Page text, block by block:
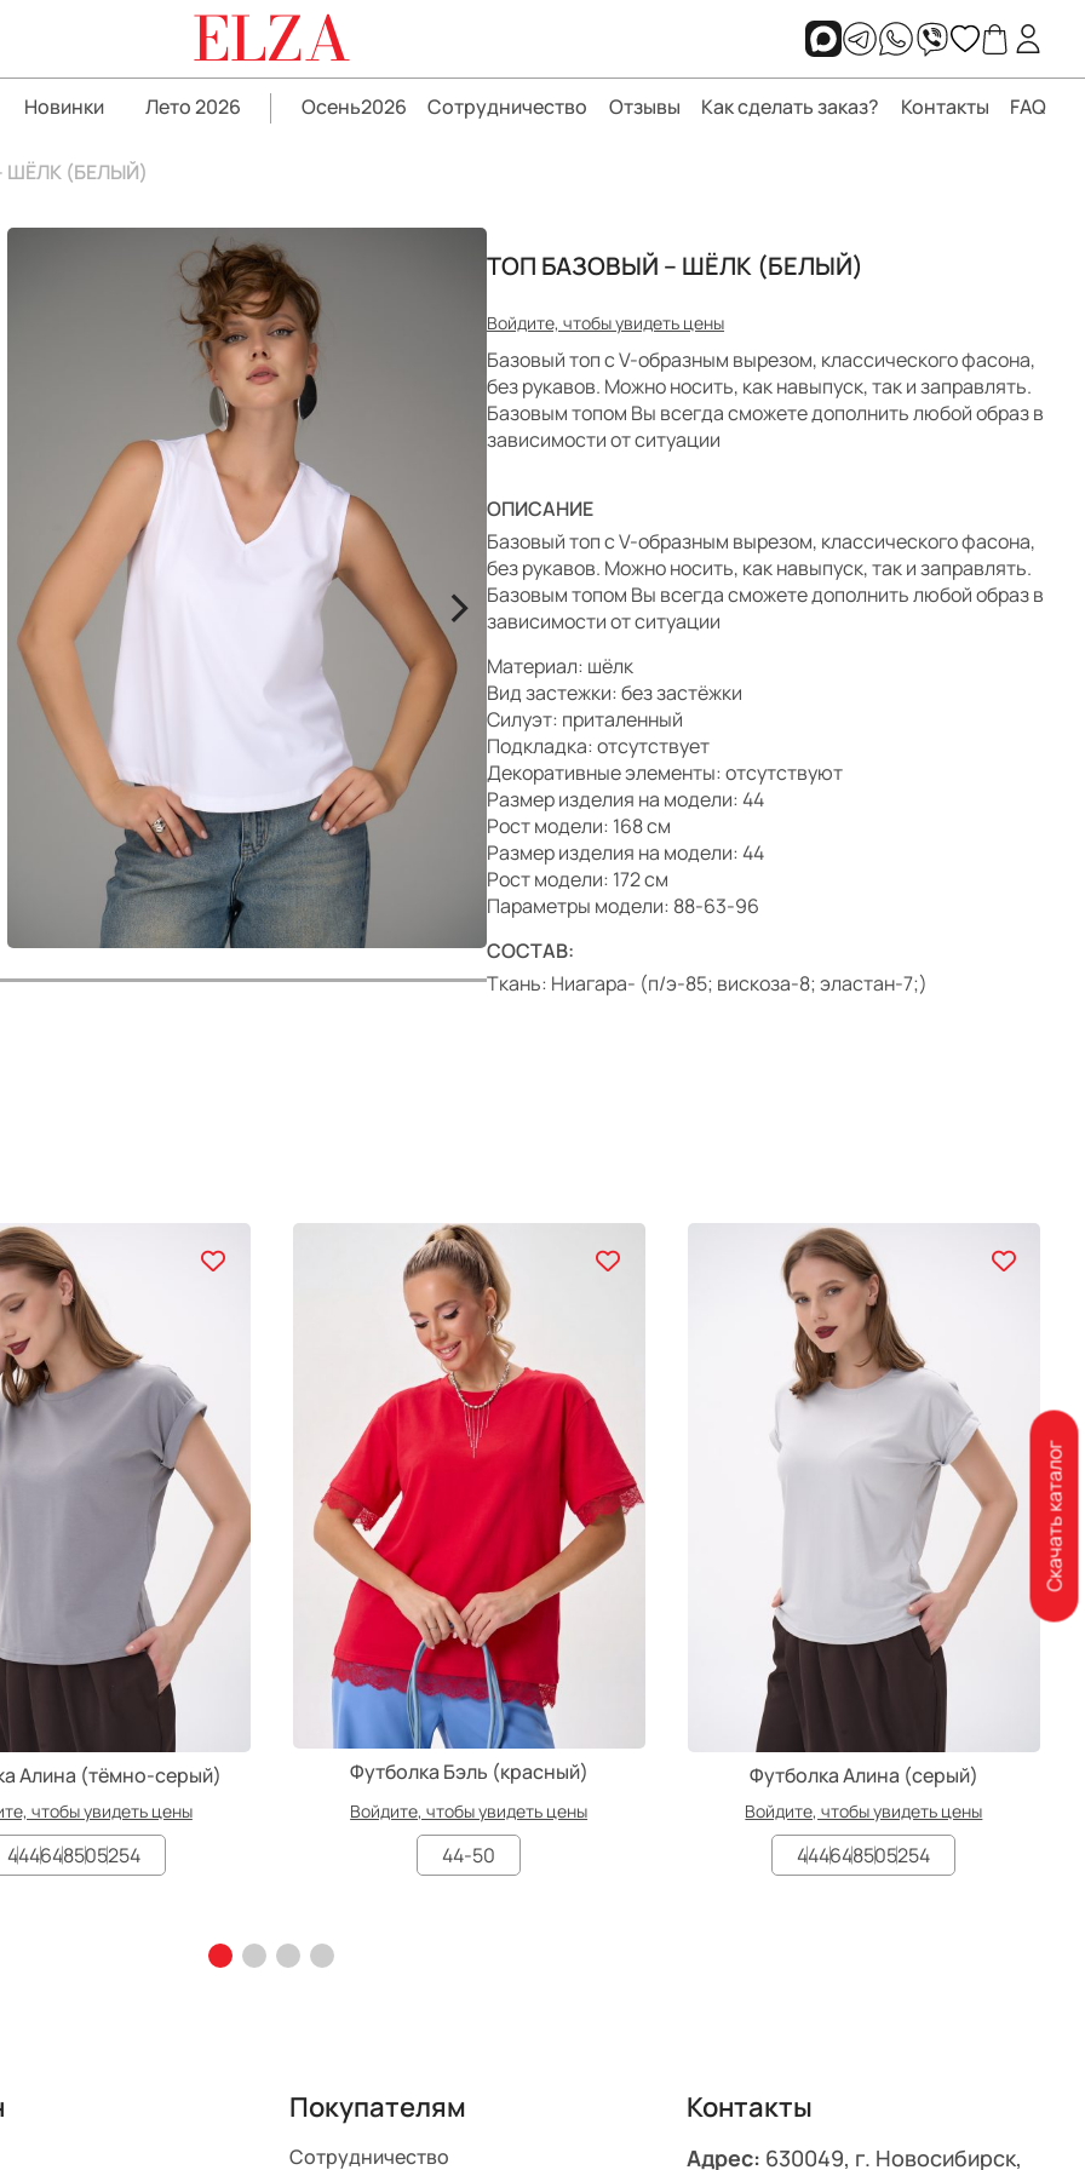
ELZA
Новинки Лето 2026 Осень2026 Сотрудничество Отзывы Как сделать заказ? Контакты FAQ
ШЁЛК (БЕЛЫЙ)
>
ТОП БАЗОВЫЙ – ШЁЛК (БЕЛЫЙ)
Войдите, чтобы увидеть цены
Базовый топ с V-образным вырезом, классического фасона,
без рукавов. Можно носить, как навыпуск, так и заправлять.
Базовым топом Вы всегда сможете дополнить любой образ в
зависимости от ситуации
ОПИСАНИЕ
Базовый топ с V-образным вырезом, классического фасона,
без рукавов. Можно носить, как навыпуск, так и заправлять.
Базовым топом Вы всегда сможете дополнить любой образ в
зависимости от ситуации
Материал: шёлк
Вид застежки: без застёжки
Силуэт: приталенный
Подкладка: отсутствует
Декоративные элементы: отсутствуют
Размер изделия на модели: 44
Рост модели: 168 см
Размер изделия на модели: 44
Рост модели: 172 см
Параметры модели: 88-63-96
СОСТАВ:
Ткань: Ниагара- (п/э-85; вискоза-8; эластан-7;)
Алина (тёмно-серый)
чтобы увидеть цены
444648505254
Футболка Бэль (красный)
Войдите, чтобы увидеть цены
44-50
Футболка Алина (серый)
Войдите, чтобы увидеть цены
444648505254
Покупателям
Сотрудничество
Контакты
Адрес: 630049, г. Новосибирск,
Скачать каталог